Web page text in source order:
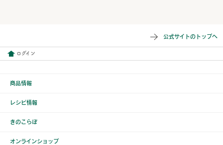
公式サイトのトップへ
ログイン
商品情報
レシピ情報
きのこらぼ
オンラインショップ